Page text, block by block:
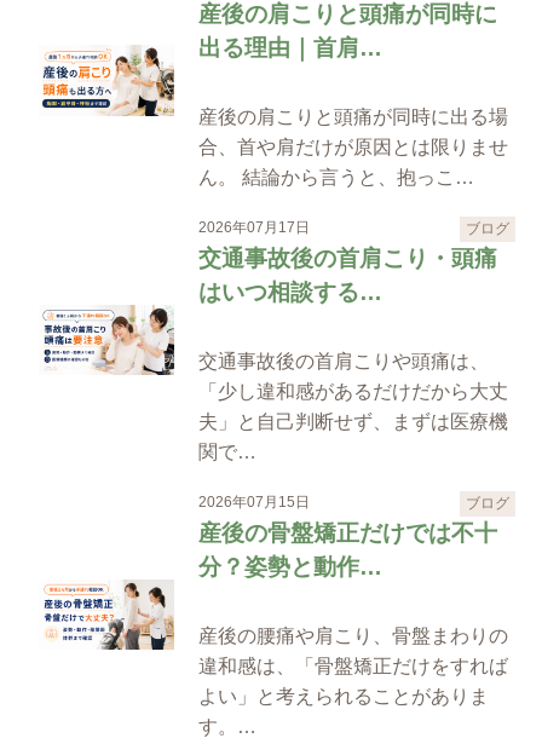
産後の肩こりと頭痛が同時に
出る理由｜首肩…
産後の肩こりと頭痛が同時に出る場
合、首や肩だけが原因とは限りませ
ん。 結論から言うと、抱っこ…
2026年07月17日 ブログ
交通事故後の首肩こり・頭痛
はいつ相談する…
交通事故後の首肩こりや頭痛は、
「少し違和感があるだけだから大丈
夫」と自己判断せず、まずは医療機
関で…
2026年07月15日 ブログ
産後の骨盤矯正だけでは不十
分？姿勢と動作…
産後の腰痛や肩こり、骨盤まわりの
違和感は、「骨盤矯正だけをすれば
よい」と考えられることがありま
す。…